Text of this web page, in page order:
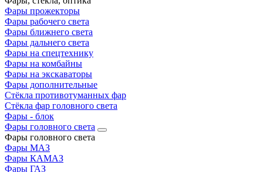
Фары прожекторы
Фары рабочего света
Фары ближнего света
Фары дальнего света
Фары на спецтехнику
Фары на комбайны
Фары на экскаваторы
Фары дополнительные
Стёкла противотуманных фар
Стёкла фар головного света
Фары - блок
Фары головного света
Фары головного света
Фары МАЗ
Фары КАМАЗ
Фары ГАЗ